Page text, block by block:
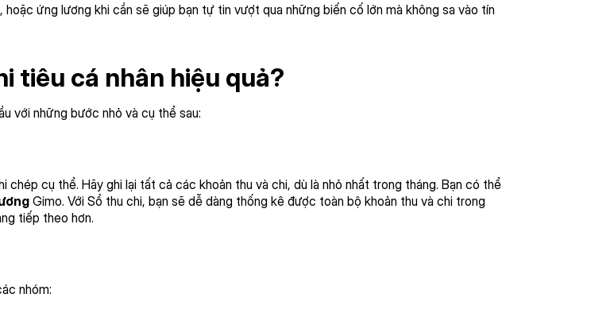
ứng lương khi cần sẽ giúp bạn tự tin vượt qua những biến cố lớn mà không sa vào tín
tiêu cá nhân hiệu quả?
với những bước nhỏ và cụ thể sau:
cụ thể. Hãy ghi lại tất cả các khoản thu và chi, dù là nhỏ nhất trong tháng. Bạn có thể
Gimo. Với Sổ thu chi, bạn sẽ dễ dàng thống kê được toàn bộ khoản thu và chi trong
tiếp theo hơn.
nhóm: